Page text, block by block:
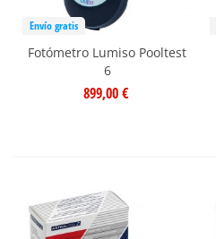
Envío gratis
Fotómetro Lumiso Pooltest
6
899,00 €